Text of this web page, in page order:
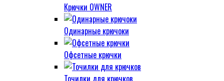
Крючки OWNER
Одинарные крючоки
Офсетные крючки
Точилки для крючков